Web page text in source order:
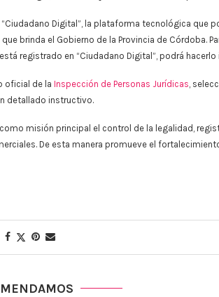
Digital”, la plataforma tecnológica que
brinda el Gobierno de la Provincia de Córdoba.
registrado en “Ciudadano Digital”, podrá
oficial de la Inspección de Personas Jurídicas,
detallado instructivo.
misión principal el control de la legalidad,
De esta manera promueve el